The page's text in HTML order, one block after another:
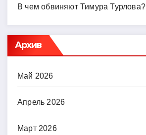
В чем обвиняют Тимура Турлова?
Архив
Май 2026
Апрель 2026
Март 2026